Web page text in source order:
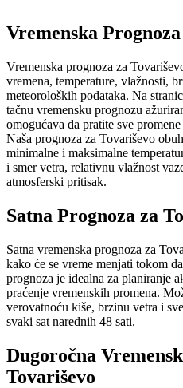
Vremenska
Vremenska prognoza za
vremena, temperature, vlažnosti,
meteoroloških podataka. Na
tačnu vremensku prognozu
omogućava da pratite sve
Naša prognoza za Tovariševo
minimalne i maksimalne
i smer vetra, relativnu vlažnost
atmosferski pritisak.
Satna Prognoza za
Satna vremenska prognoza za
kako će se vreme menjati tokom
prognoza je idealna za planiranje
praćenje vremenskih promena.
verovatnoću kiše, brzinu vetra i
svaki sat narednih 48 sati.
Dugoročna
Tovariševo